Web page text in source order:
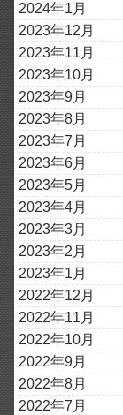
2024年1月
2023年12月
2023年11月
2023年10月
2023年9月
2023年8月
2023年7月
2023年6月
2023年5月
2023年4月
2023年3月
2023年2月
2023年1月
2022年12月
2022年11月
2022年10月
2022年9月
2022年8月
2022年7月